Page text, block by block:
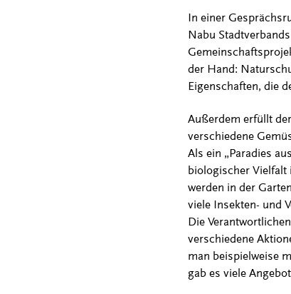
In einer
Nabu
der Hand:
Eigenschaften, die
Außerdem erfüllt
verschiedene
Als ein „Paradies
biologischer Vielfalt
werden in der
viele Insekten- und
Die
verschiedene
man beispielweise
gab es viele